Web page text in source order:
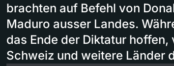
brachten auf Befehl von
Maduro ausser Landes.
das Ende der Diktatur hoffen,
Schweiz und weitere Länder